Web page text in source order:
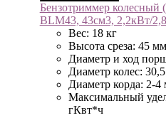
Бензотриммер колесный
BLM43, 43см3, 2,2кВт/
Вес: 18 кг
Высота среза: 45 мм
Диаметр и ход
Диаметр колес:
Диаметр корда: 2-4
Максимальный
гКвт*ч